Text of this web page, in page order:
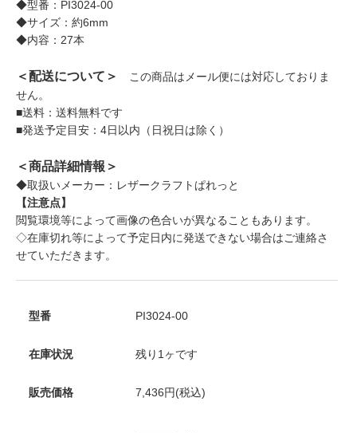
◆型番：PI3024-00
◆サイズ：約6mm
◆内容：27本
＜配送について＞
この商品はメール便には対応しておりま
せん。
■送料：送料無料です
■発送予定目安：4日以内（日祝日は除く）
＜商品詳細情報＞
◆取扱いメーカー：レザークラフトぱれっと
【注意点】
閲覧環境等によって画像の色合いが異なることもあります。
◇在庫切れ等によって予定日内に発送できない場合はご連絡さ
せていただきます。
型番 PI3024-00
在庫状況 残り1ヶです
販売価格 7,436円(税込)